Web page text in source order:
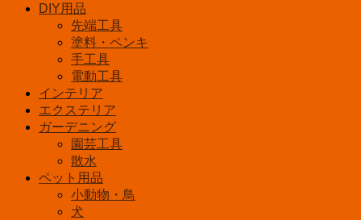
ﾗ
15ml
ッ
キ
シ
ー
DIY用品
先端工具
塗料・ペンキ
手工具
電動工具
インテリア
エクステリア
ガーデニング
園芸工具
散水
ペット用品
小動物・鳥
犬